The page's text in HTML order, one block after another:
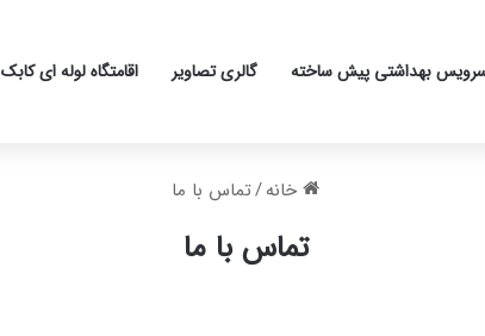
بهداشتی پیش ساخته گالری تصاویر اقامتگاه لوله ای کابک
خانه/تماس با ما
تماس با ما